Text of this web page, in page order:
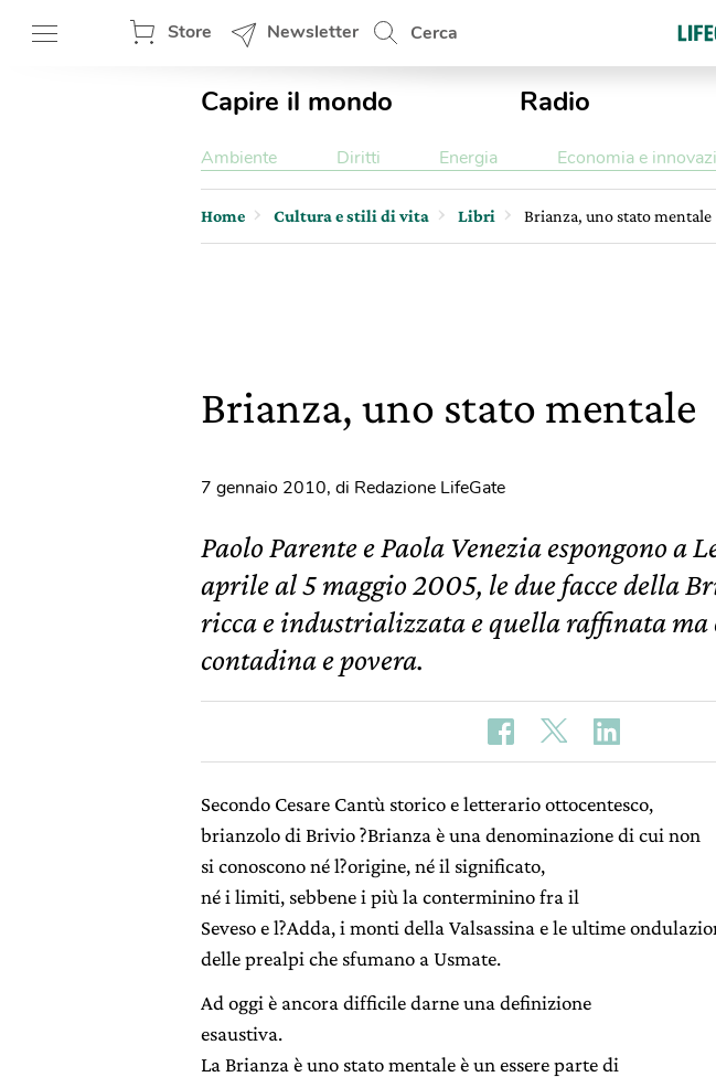
Store Newsletter Cerca
Capire il mondo Radio
Ambiente Diritti Energia Economia e
Home Cultura e stili di vita Libri Brianza, uno stato mentale
Brianza, uno stato mentale
7 gennaio 2010, di Redazione LifeGate
Paolo Parente e Paola Venezia espongono a
aprile al 5 maggio 2005, le due facce della
ricca e industrializzata e quella raffinata ma
contadina e povera.
Secondo Cesare Cantù storico e letterario ottocentesco,
brianzolo di Brivio ?Brianza è una denominazione di cui non
si conoscono né l?origine, né il significato,
né i limiti, sebbene i più la conterminino fra il
Seveso e l?Adda, i monti della Valsassina e le ultime
delle prealpi che sfumano a Usmate.
Ad oggi è ancora difficile darne una definizione
esaustiva.
La Brianza è uno stato mentale è un essere parte di